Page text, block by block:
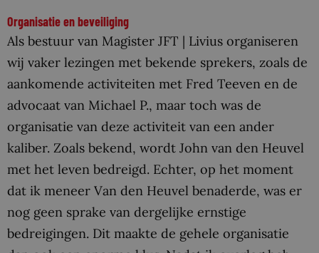
Organisatie en beveiliging
Als bestuur van Magister JFT | Livius organiseren
wij vaker lezingen met bekende sprekers, zoals de
aankomende activiteiten met Fred Teeven en de
advocaat van Michael P., maar toch was de
organisatie van deze activiteit van een ander
kaliber. Zoals bekend, wordt John van den Heuvel
met het leven bedreigd. Echter, op het moment
dat ik meneer Van den Heuvel benaderde, was er
nog geen sprake van dergelijke ernstige
bedreigingen. Dit maakte de gehele organisatie